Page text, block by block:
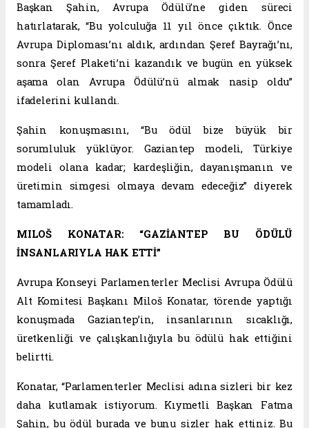
Başkan Şahin, Avrupa Ödülü’ne giden süreci
hatırlatarak, “Bu yolculuğa 11 yıl önce çıktık. Önce
Avrupa Diploması’nı aldık, ardından Şeref Bayrağı’nı,
sonra Şeref Plaketi’ni kazandık ve bugün en yüksek
aşama olan Avrupa Ödülü’nü almak nasip oldu”
ifadelerini kullandı.
Şahin konuşmasını, “Bu ödül bize büyük bir
sorumluluk yüklüyor. Gaziantep modeli, Türkiye
modeli olana kadar; kardeşliğin, dayanışmanın ve
üretimin simgesi olmaya devam edeceğiz” diyerek
tamamladı.
MILOŠ KONATAR: “GAZİANTEP BU ÖDÜLÜ
İNSANLARIYLA HAK ETTİ”
Avrupa Konseyi Parlamenterler Meclisi Avrupa Ödülü
Alt Komitesi Başkanı Miloš Konatar, törende yaptığı
konuşmada Gaziantep’in, insanlarının sıcaklığı,
üretkenliği ve çalışkanlığıyla bu ödülü hak ettiğini
belirtti.
Konatar, “Parlamenterler Meclisi adına sizleri bir kez
daha kutlamak istiyorum. Kıymetli Başkan Fatma
Şahin, bu ödül burada ve bunu sizler hak ettiniz. Bu